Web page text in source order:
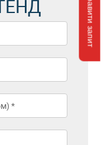
Відправити запит